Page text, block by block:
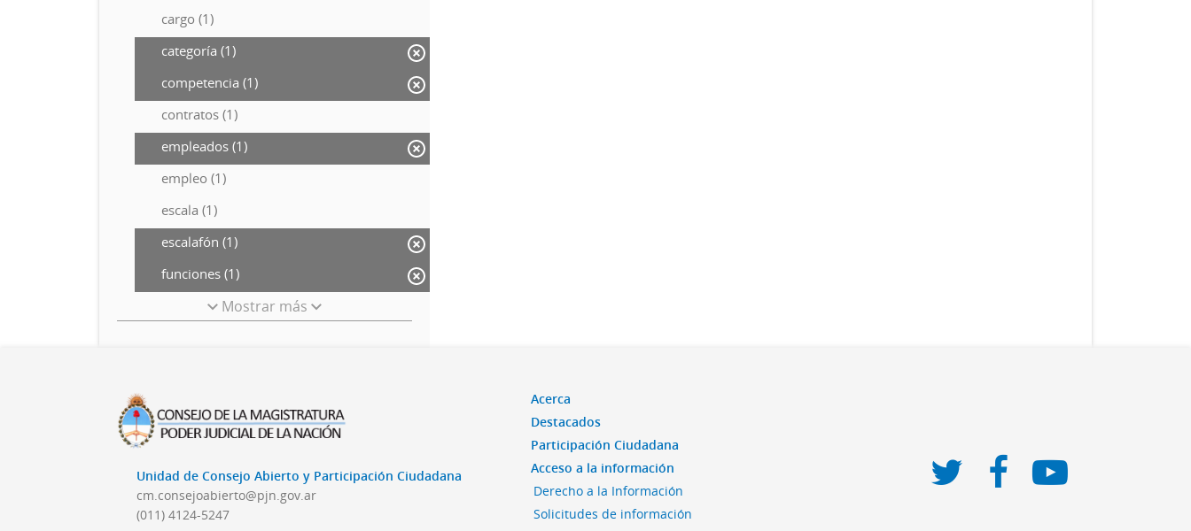
cargo (1)
categoría (1)
competencia (1)
contratos (1)
empleados (1)
empleo (1)
escala (1)
escalafón (1)
funciones (1)
Mostrar más
Unidad de Consejo Abierto y Participación Ciudadana
cm.consejoabierto@pjn.gov.ar
(011) 4124-5247
Acerca
Destacados
Participación Ciudadana
Acceso a la información
Derecho a la Información
Solicitudes de información